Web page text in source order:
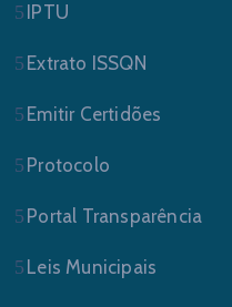
IPTU
Extrato ISSQN
Emitir Certidões
Protocolo
Portal Transparência
Leis Municipais